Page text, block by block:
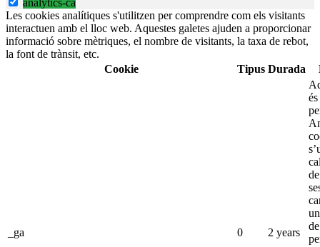
analytics-ca
Les cookies analítiques s'utilitzen per comprendre com els visitants
interactuen amb el lloc web. Aquestes galetes ajuden a proporcionar
informació sobre mètriques, el nombre de visitants, la taxa de rebot,
la font de trànsit, etc.
Cookie
Tipus Durada
_ga 0 2 years